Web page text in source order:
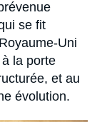
se fit
Uni
la porte
et au
évolution.